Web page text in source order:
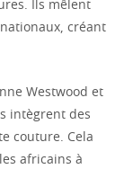
Ils mêlent
créant
Westwood et
intègrent des
couture. Cela
africains à